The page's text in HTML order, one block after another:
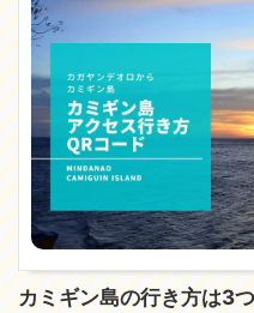
カミギン島の行き方は3